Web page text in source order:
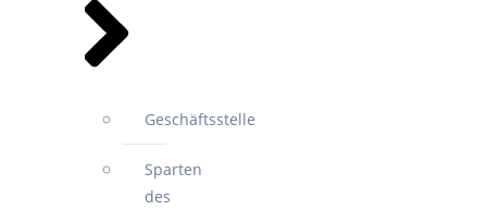
Geschäftsstelle
Sparten
des